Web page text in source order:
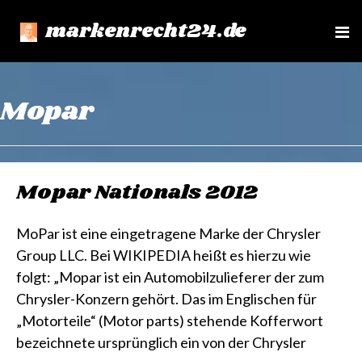
markenrecht24.de
e
Mopar
Mopar Nationals 2012
MoPar ist eine eingetragene Marke der Chrysler
Group LLC. Bei WIKIPEDIA heißt es hierzu wie
folgt: „Mopar ist ein Automobilzulieferer der zum
Chrysler-Konzern gehört. Das im Englischen für
„Motorteile“ (Motor parts) stehende Kofferwort
bezeichnete ursprünglich ein von der Chrysler